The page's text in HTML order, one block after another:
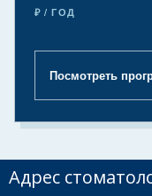
₽ / ГОД
Посмотреть
Адрес